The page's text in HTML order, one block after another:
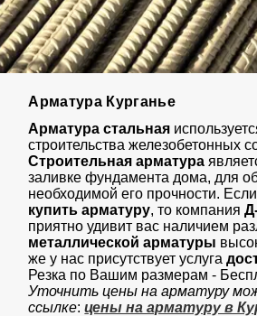
Арматура Курганье
Арматура стальная
строительства железобетонных
Строительная арматура
заливке фундамента дома, для
необходимой его прочности.
купить арматуру, то компания
приятно удивит вас наличием
металлической арматуры
же у нас присутствует услуга
Резка по Вашим размерам -
Уточнить цены на арматуру
ссылке:цены на арматуру в